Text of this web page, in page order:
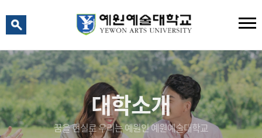
대학소개
꿈을 현실로 우리는 예원인 예원예술대학교
예원예술대학교 AI 상담